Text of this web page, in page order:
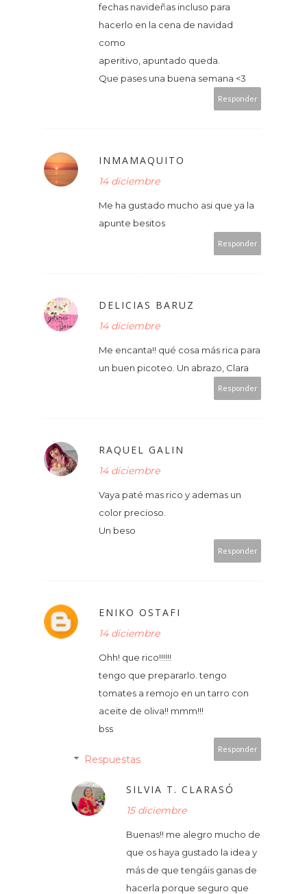
fechas navideñas incluso para
hacerlo en la cena de navidad
como
aperitivo, apuntado queda.
Que pases una buena semana <3
Responder
INMAMAQUITO
14 diciembre
Me ha gustado mucho asi que ya la
apunte besitos
Responder
DELICIAS BARUZ
14 diciembre
Me encanta!! qué cosa más rica para
un buen picoteo. Un abrazo, Clara
Responder
RAQUEL GALIN
14 diciembre
Vaya paté mas rico y ademas un
color precioso.
Un beso
Responder
ENIKO OSTAFI
14 diciembre
Ohh! que rico!!!!!!
tengo que prepararlo. tengo
tomates a remojo en un tarro con
aceite de oliva!! mmm!!!
bss
Responder
Respuestas
SILVIA T. CLARASÓ
15 diciembre
Buenas!! me alegro mucho de
que os haya gustado la idea y
más de que tengáis ganas de
hacerla porque seguro que